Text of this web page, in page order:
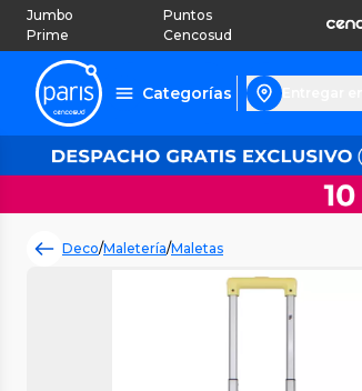
Jumbo
Prime
Puntos
Cencosud
Categorías
Deco/Maletería/Maletas